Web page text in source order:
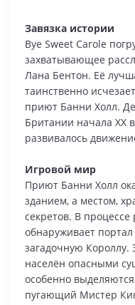
Завязка истории
Bye Sweet Carole
захватывающее
Лана Бентон. Её
таинственно
приют Банни Холл.
Британии начала XX
развивалось
Игровой мир
Приют Банни Холл
зданием, а местом,
секретов. В
обнаруживает
загадочную
населён опасными
особенно
пугающий Мистер